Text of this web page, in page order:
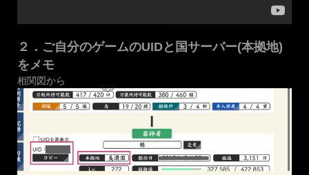
２．ご自分のゲームのUIDと国サーバー(本拠地)
をメモ
相関図から